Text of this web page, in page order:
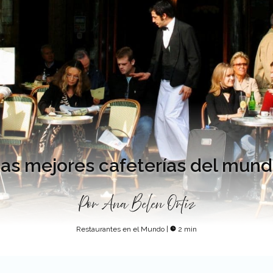
mejores cafeterías del
Por Ana Belen Ortiz
Restaurantes en el Mundo 2 min